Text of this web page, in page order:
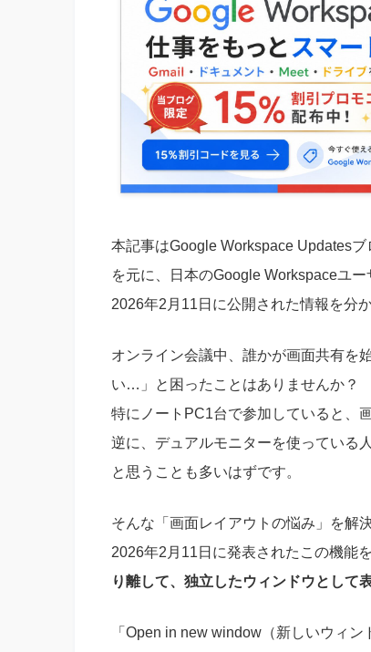
本記事はGoogle Workspace Updatesブ
を元に、日本のGoogle Workspaceユ
2026年2月11日に公開された情報を分
オンライン会議中、誰かが画面共有を
い…」と困ったことはありませんか？
特にノートPC1台で参加していると、
逆に、デュアルモニターを使っている
と思うことも多いはずです。
そんな「画面レイアウトの悩み」を解
2026年2月11日に発表されたこの機能を
り離して、独立したウィンドウとして
「Open in new window（新しいウィ